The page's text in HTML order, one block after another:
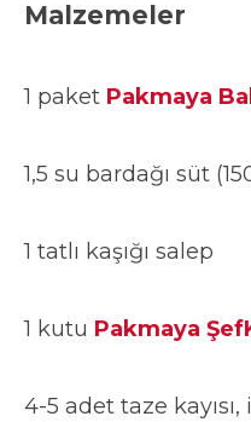
Malzemeler
1 paket Pakmaya
1,5 su bardağı süt
1 tatlı kaşığı salep
1 kutu Pakmaya
4-5 adet taze